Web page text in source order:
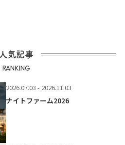
人気記事
RANKING
2026.07.03 - 2026.11.03
ナイトファーム2026